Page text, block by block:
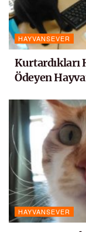
HAYVANSEVER
Kurtardıkları
Ödeyen
HAYVANSEVER